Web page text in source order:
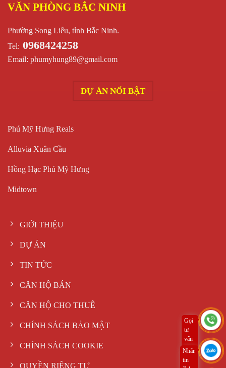
VĂN PHÒNG BẮC NINH
Phường Song Liễu, tỉnh Bắc Ninh.
Tel: 0968424258
Email: phumyhung89@gmail.com
DỰ ÁN NỔI BẬT
Phú Mỹ Hưng Reals
Alluvia Xuân Cầu
Hồng Hạc Phú Mỹ Hưng
Midtown
GIỚI THIỆU
DỰ ÁN
TIN TỨC
CĂN HỘ BÁN
CĂN HỘ CHO THUÊ
CHÍNH SÁCH BẢO MẬT
CHÍNH SÁCH COOKIE
QUYỀN RIÊNG TƯ
Gọi
tư
vấn
ngay
Nhắn
tin